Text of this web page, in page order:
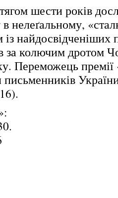
шести років
нелеґальному,
найдосвідченіших
за колючим дротом
Переможець